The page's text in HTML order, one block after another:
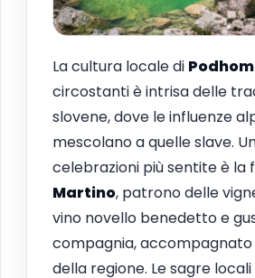
La cultura locale di Podhom
circostanti è intrisa delle
slovene, dove le influenze
mescolano a quelle slave.
celebrazioni più sentite è la
Martino, patrono delle
vino novello benedetto e
compagnia,
della regione. Le sagre